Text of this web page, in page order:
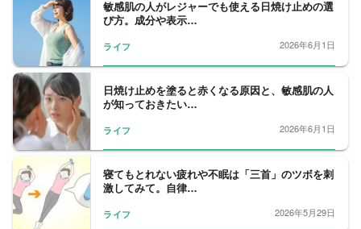
敏感肌の人がレジャーでも使える日焼け止めの選
び方。成分や表示…
ライフ 2026年6月1日
日焼け止めを塗ると赤くなる原因と、敏感肌の人
が知っておきたい…
ライフ 2026年6月1日
寝てもとれない疲れや不眠は「三首」のツボを刺
激してみて。自律…
ライフ 2026年5月29日